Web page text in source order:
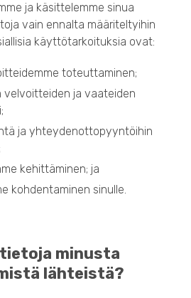
ja käsittelemme sinua
vain ennalta määriteltyihin
käyttötarkoituksia ovat:
toteuttaminen;
velvoitteiden ja vaateiden
ja yhteydenottopyyntöihin
kehittäminen; ja
kohdentaminen sinulle.
minusta
lähteistä?